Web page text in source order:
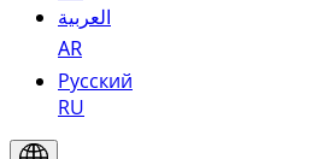
العربية
AR
Русский
RU